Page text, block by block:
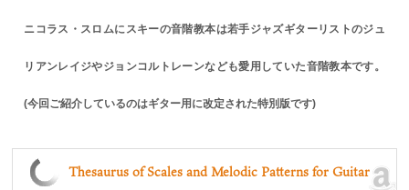
ニコラス・スロムにスキーの音階教本は若手ジャズギターリストのジュ
リアンレイジやジョンコルトレーンなども愛用していた音階教本です。
(今回ご紹介しているのはギター用に改定された特別版です)
Thesaurus of Scales and Melodic Patterns for Guitar